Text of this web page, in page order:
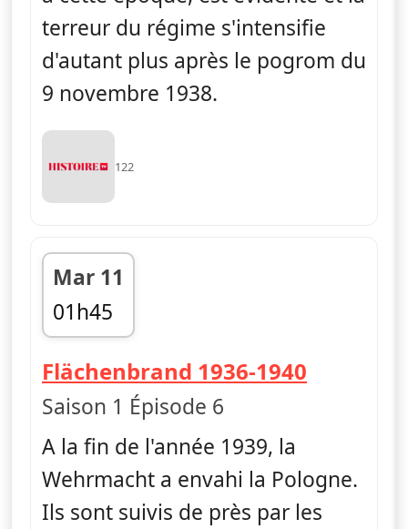
terreur du régime s'intensifie
d'autant plus après le pogrom du
9 novembre 1938.
122
Mar 11
01h45
fin 02h40
Flächenbrand 1936-1940
Saison 1 Épisode 6
A la fin de l'année 1939, la
Wehrmacht a envahi la Pologne.
Ils sont suivis de près par les